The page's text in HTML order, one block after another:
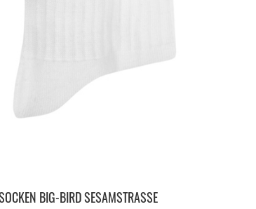
BIG-BIRD SESAMSTRASSE